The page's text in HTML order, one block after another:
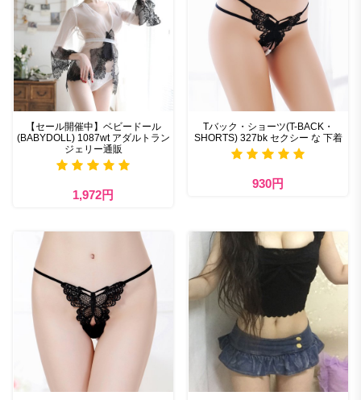
【セール開催中】ベビードール
(BABYDOLL) 1087wt アダルトラン
ジェリー通販
1,972円
Tバック・ショーツ(T-BACK・
SHORTS) 327bk セクシー な 下着
930円